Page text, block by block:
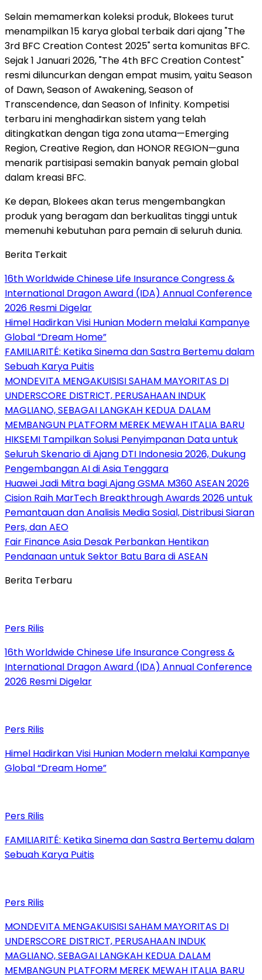
Selain memamerkan koleksi produk, Blokees turut
menampilkan 15 karya global terbaik dari ajang "The
3rd BFC Creation Contest 2025" serta komunitas BFC.
Sejak 1 Januari 2026, "The 4th BFC Creation Contest"
resmi diluncurkan dengan empat musim, yaitu Season
of Dawn, Season of Awakening, Season of
Transcendence, dan Season of Infinity. Kompetisi
terbaru ini menghadirkan sistem yang telah
ditingkatkan dengan tiga zona utama—Emerging
Region, Creative Region, dan HONOR REGION—guna
menarik partisipasi semakin banyak pemain global
dalam kreasi BFC.
Ke depan, Blokees akan terus mengembangkan
produk yang beragam dan berkualitas tinggi untuk
memenuhi kebutuhan para pemain di seluruh dunia.
Berita Terkait
16th Worldwide Chinese Life Insurance Congress &
International Dragon Award (IDA) Annual Conference
2026 Resmi Digelar
Himel Hadirkan Visi Hunian Modern melalui Kampanye
Global “Dream Home”
FAMILIARITÉ: Ketika Sinema dan Sastra Bertemu dalam
Sebuah Karya Puitis
MONDEVITA MENGAKUISISI SAHAM MAYORITAS DI
UNDERSCORE DISTRICT, PERUSAHAAN INDUK
MAGLIANO, SEBAGAI LANGKAH KEDUA DALAM
MEMBANGUN PLATFORM MEREK MEWAH ITALIA BARU
HIKSEMI Tampilkan Solusi Penyimpanan Data untuk
Seluruh Skenario di Ajang DTI Indonesia 2026, Dukung
Pengembangan AI di Asia Tenggara
Huawei Jadi Mitra bagi Ajang GSMA M360 ASEAN 2026
Cision Raih MarTech Breakthrough Awards 2026 untuk
Pemantauan dan Analisis Media Sosial, Distribusi Siaran
Pers, dan AEO
Fair Finance Asia Desak Perbankan Hentikan
Pendanaan untuk Sektor Batu Bara di ASEAN
Berita Terbaru
Pers Rilis
16th Worldwide Chinese Life Insurance Congress &
International Dragon Award (IDA) Annual Conference
2026 Resmi Digelar
Pers Rilis
Himel Hadirkan Visi Hunian Modern melalui Kampanye
Global “Dream Home”
Pers Rilis
FAMILIARITÉ: Ketika Sinema dan Sastra Bertemu dalam
Sebuah Karya Puitis
Pers Rilis
MONDEVITA MENGAKUISISI SAHAM MAYORITAS DI
UNDERSCORE DISTRICT, PERUSAHAAN INDUK
MAGLIANO, SEBAGAI LANGKAH KEDUA DALAM
MEMBANGUN PLATFORM MEREK MEWAH ITALIA BARU